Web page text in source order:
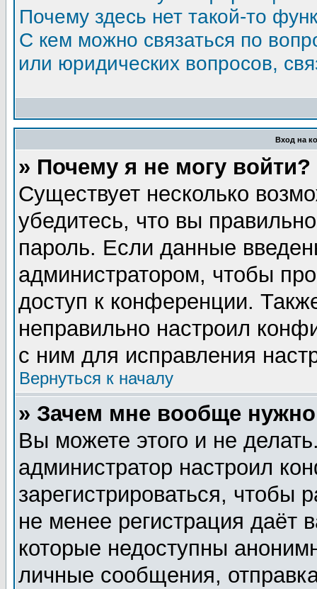
Почему здесь нет такой-то
С кем можно связаться по
или юридических вопросов,
Вход на
» Почему я не могу войти?
Существует несколько
убедитесь, что вы
пароль. Если данные
администратором, чтобы
доступ к конференции.
неправильно настроил
с ним для исправления
Вернуться к началу
» Зачем мне вообще нужно
Вы можете этого и не
администратор настроил
зарегистрироваться,
не менее регистрация даёт
которые недоступны
личные сообщения,